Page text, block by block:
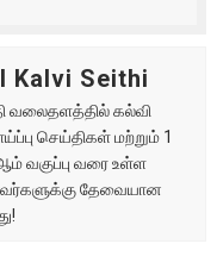
Kalvi Seithi
வலைதளத்தில் கல்வி
செய்திகள் மற்றும் 1
வகுப்பு வரை உள்ள
தேவையான